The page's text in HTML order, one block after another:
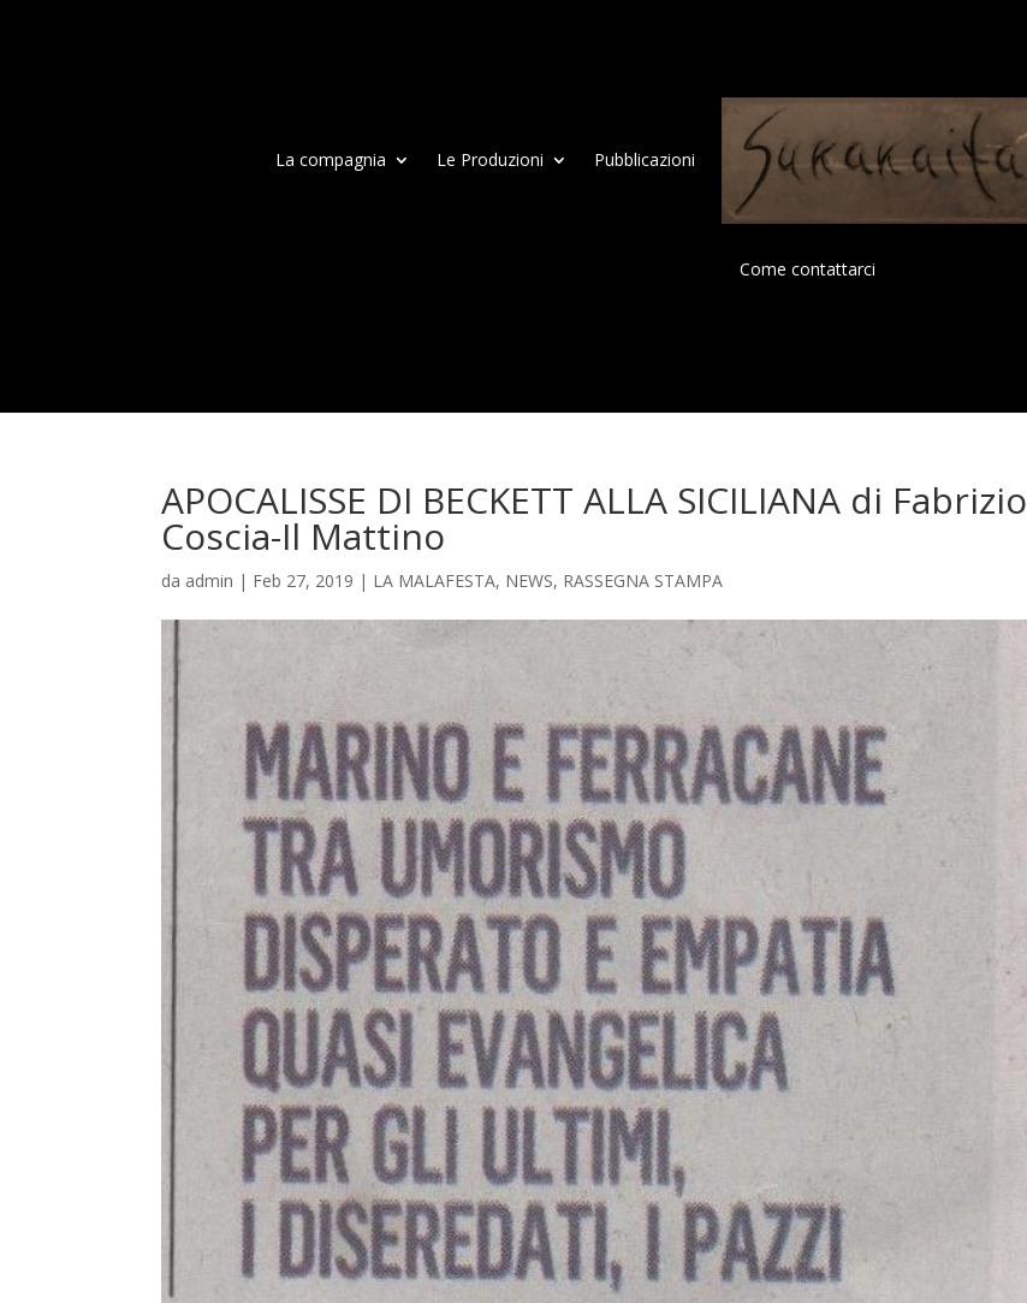
La compagnia Le Produzioni Pubblicazioni
Come contattarci
APOCALISSE DI BECKETT ALLA SICILIANA di Fabrizio
Coscia-Il Mattino
da admin | Feb 27, 2019 | LA MALAFESTA, NEWS, RASSEGNA STAMPA